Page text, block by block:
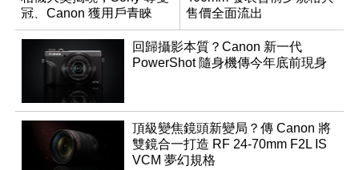
冠、Canon 獲用戶青睞
售價全面流出
回歸攝影本質？Canon 新一代
PowerShot 隨身機傳今年底前現身
頂級變焦鏡頭新變局？傳 Canon 將
雙鏡合一打造 RF 24-70mm F2L IS
VCM 夢幻規格